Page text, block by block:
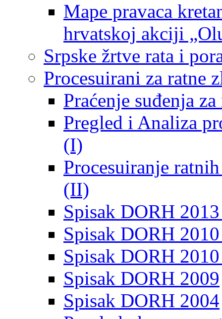
Mape pravaca
hrvatskoj akciji
Srpske žrtve rata i
Procesuirani za ratne
Praćenje suđenja
Pregled i Analiza
(I)
Procesuiranje
(II)
Spisak DORH
Spisak DORH
Spisak DORH
Spisak DORH 2009
Spisak DORH 2004